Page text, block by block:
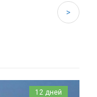
>
12 дней